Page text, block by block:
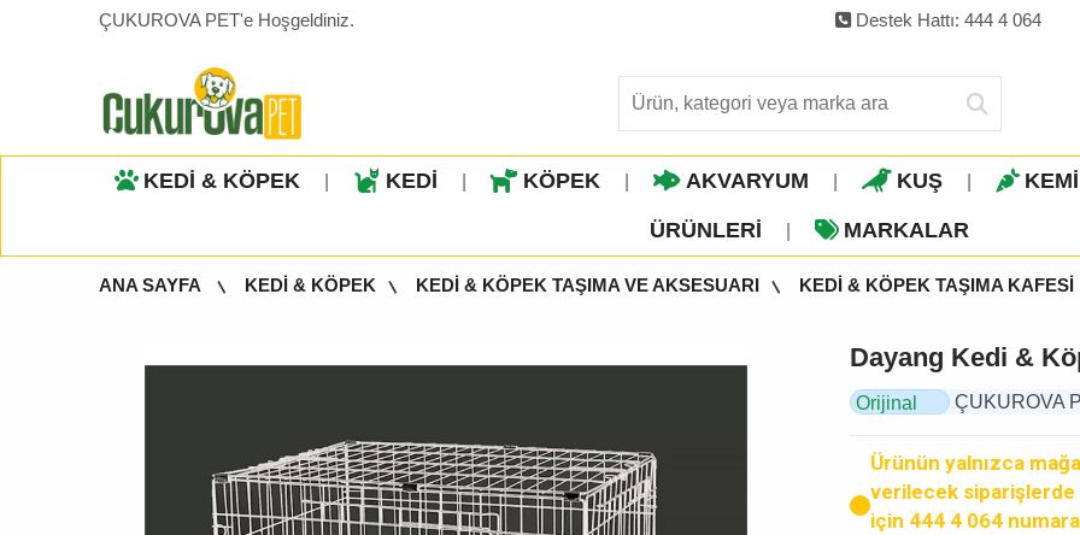
ÇUKUROVA PET'e Hoşgeldiniz. Destek Hattı: 444 4 064
KEDİ & KÖPEK KEDİ KÖPEK AKVARYUM KUŞ
ÜRÜNLERI MARKALAR
ANA SAYFA KEDİ & KÖPEK KEDİ & KÖPEK TAŞIMA VE AKSESUARI KEDİ & KÖPEK TAŞIMA KAFESİ
Dayang Kedi &
Orijinal
ÇUKUROVA
Ürünün yalnızca
verilecek siparişlerde
için 444 4 064